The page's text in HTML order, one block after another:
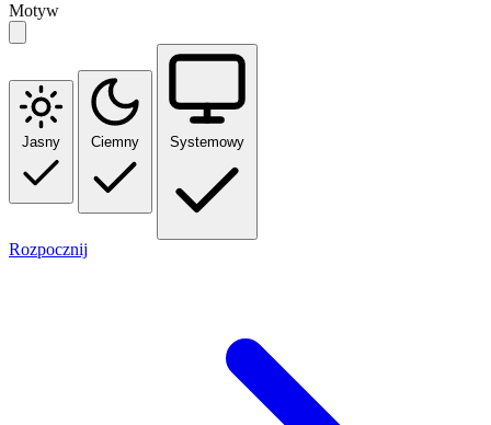
Motyw
Jasny Ciemny Systemowy
Rozpocznij